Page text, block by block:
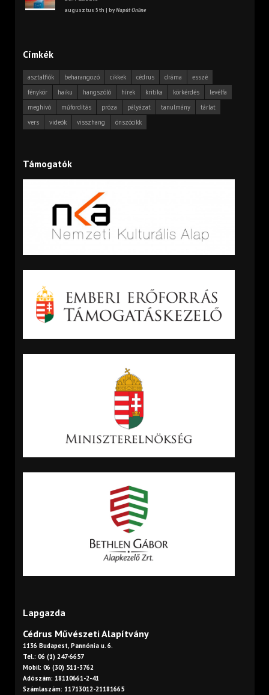
augusztus 5th | byNapút Online
Címkék
asztalfiók beharangozó cikkek cédrus dráma
esszé
fénykör
haiku hangszóló hírek kritika körkérdés
levélfa
meghívó
műfordítás próza pályázat tanulmány
tárlat
vers
videók visszhang önszócikk
Támogatók
Lapgazda
Cédrus Művészeti Alapítvány
1136 Budapest, Pannónia u. 6.
Tel.: 06 (1) 247-6657
Mobil: 06 (30) 511-3762
Adószám: 18110661-2-41
Számlaszám: 11713012-21181665